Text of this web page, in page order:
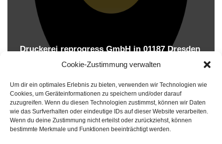
Cookie-Zustimmung verwalten
Um dir ein optimales Erlebnis zu bieten, verwenden wir Technologien wie
Cookies, um Geräteinformationen zu speichern und/oder darauf
zuzugreifen. Wenn du diesen Technologien zustimmst, können wir Daten
wie das Surfverhalten oder eindeutige IDs auf dieser Website verarbeiten.
Wenn du deine Zustimmung nicht erteilst oder zurückziehst, können
bestimmte Merkmale und Funktionen beeinträchtigt werden.
Druckerei reprogress GmbH in 01187 Dresden
Druckereien in Deutschland